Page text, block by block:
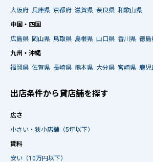
大阪府 兵庫県 京都府 滋賀県 奈良県 和歌山県
中国・四国
広島県 岡山県 鳥取県 島根県 山口県 香川県 徳島
九州・沖縄
福岡県 佐賀県 長崎県 熊本県 大分県 宮崎県 鹿児
出店条件から貸店舗を探す
広さ
小さい・狭小店舗（5坪以下）
賃料
安い（10万円以下）